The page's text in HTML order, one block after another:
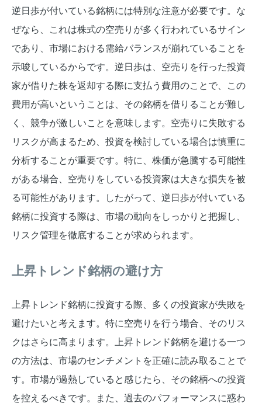
逆日歩が付いている銘柄には特別な注意が必要です。な
ぜなら、これは株式の空売りが多く行われているサイン
であり、市場における需給バランスが崩れていることを
示唆しているからです。逆日歩は、空売りを行った投資
家が借りた株を返却する際に支払う費用のことで、この
費用が高いということは、その銘柄を借りることが難し
く、競争が激しいことを意味します。空売りに失敗する
リスクが高まるため、投資を検討している場合は慎重に
分析することが重要です。特に、株価が急騰する可能性
がある場合、空売りをしている投資家は大きな損失を被
る可能性があります。したがって、逆日歩が付いている
銘柄に投資する際は、市場の動向をしっかりと把握し、
リスク管理を徹底することが求められます。
上昇トレンド銘柄の避け方
上昇トレンド銘柄に投資する際、多くの投資家が失敗を
避けたいと考えます。特に空売りを行う場合、そのリス
クはさらに高まります。上昇トレンド銘柄を避ける一つ
の方法は、市場のセンチメントを正確に読み取ることで
す。市場が過熱していると感じたら、その銘柄への投資
を控えるべきです。また、過去のパフォーマンスに惑わ